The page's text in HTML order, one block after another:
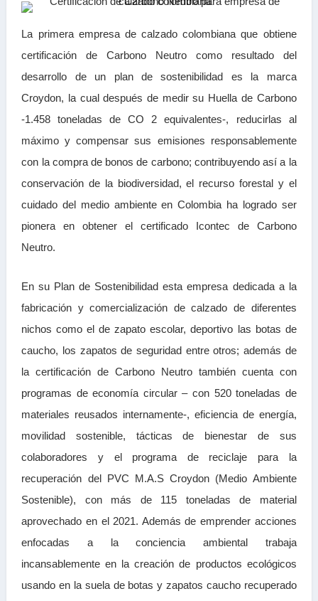
La primera empresa de calzado colombiana que obtiene
certificación de Carbono Neutro como resultado del
desarrollo de un plan de sostenibilidad es la marca
Croydon, la cual después de medir su Huella de Carbono
-1.458 toneladas de CO 2 equivalentes-, reducirlas al
máximo y compensar sus emisiones responsablemente
con la compra de bonos de carbono; contribuyendo así a la
conservación de la biodiversidad, el recurso forestal y el
cuidado del medio ambiente en Colombia ha logrado ser
pionera en obtener el certificado Icontec de Carbono
Neutro.
En su Plan de Sostenibilidad esta empresa dedicada a la
fabricación y comercialización de calzado de diferentes
nichos como el de zapato escolar, deportivo las botas de
caucho, los zapatos de seguridad entre otros; además de
la certificación de Carbono Neutro también cuenta con
programas de economía circular – con 520 toneladas de
materiales reusados internamente-, eficiencia de energía,
movilidad sostenible, tácticas de bienestar de sus
colaboradores y el programa de reciclaje para la
recuperación del PVC M.A.S Croydon (Medio Ambiente
Sostenible), con más de 115 toneladas de material
aprovechado en el 2021. Además de emprender acciones
enfocadas a la conciencia ambiental trabaja
incansablemente en la creación de productos ecológicos
usando en la suela de botas y zapatos caucho recuperado